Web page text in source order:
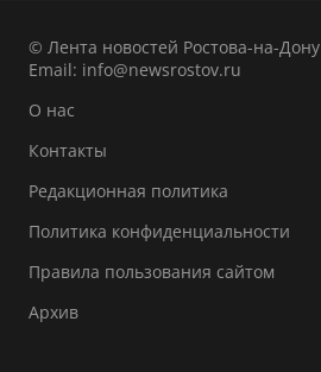
© Лента новостей Ростова-на-Дону
Email: info@newsrostov.ru
О нас
Контакты
Редакционная политика
Политика конфиденциальности
Правила пользования сайтом
Архив